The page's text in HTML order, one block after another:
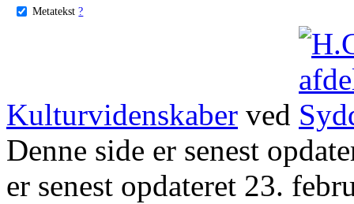
Metatekst ?
Kulturvidenskaber ved
Denne side er senest
er senest opdateret 23.